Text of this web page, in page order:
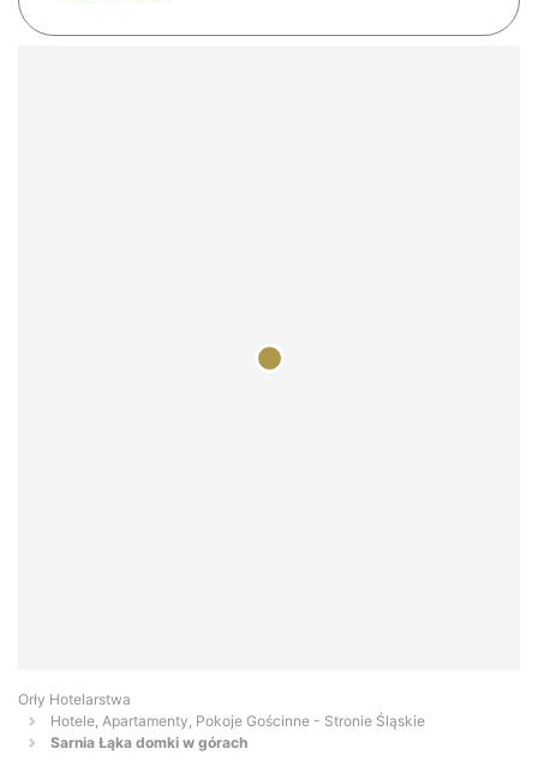
Orły Hotelarstwa
Hotele, Apartamenty, Pokoje Gościnne - Stronie Śląskie
Sarnia Łąka domki w górach